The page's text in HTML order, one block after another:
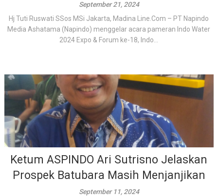
September 21, 2024
Hj Tuti Ruswati SSos MSi Jakarta, Madina Line.Com – PT Napindo
Media Ashatama (Napindo) menggelar acara pameran Indo Water
2024 Expo & Forum ke-18, Indo...
Ketum ASPINDO Ari Sutrisno Jelaskan
Prospek Batubara Masih Menjanjikan
September 11, 2024